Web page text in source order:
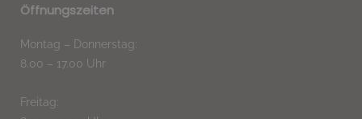
Öffnungszeiten
Montag – Donnerstag:
8.00 – 17.00 Uhr
Freitag: